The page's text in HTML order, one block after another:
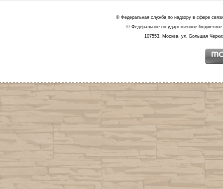
© Федеральная служба по надзору в сфере
© Федеральное государственное
107553, Москва, ул. Большая